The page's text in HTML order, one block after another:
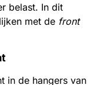
belast. In dit
met de front
in de hangers van